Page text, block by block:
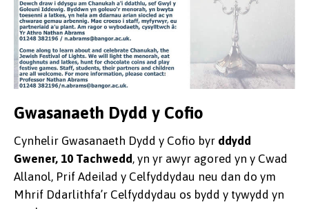
Gwasanaeth Dydd y Cofio
Cynhelir Gwasanaeth Dydd y Cofio byr ddydd
Gwener, 10 Tachwedd, yn yr awyr agored yn y Cwad
Allanol, Prif Adeilad y Celfyddydau neu dan do ym
Mhrif Ddarlithfa’r Celfyddydau os bydd y tywydd yn